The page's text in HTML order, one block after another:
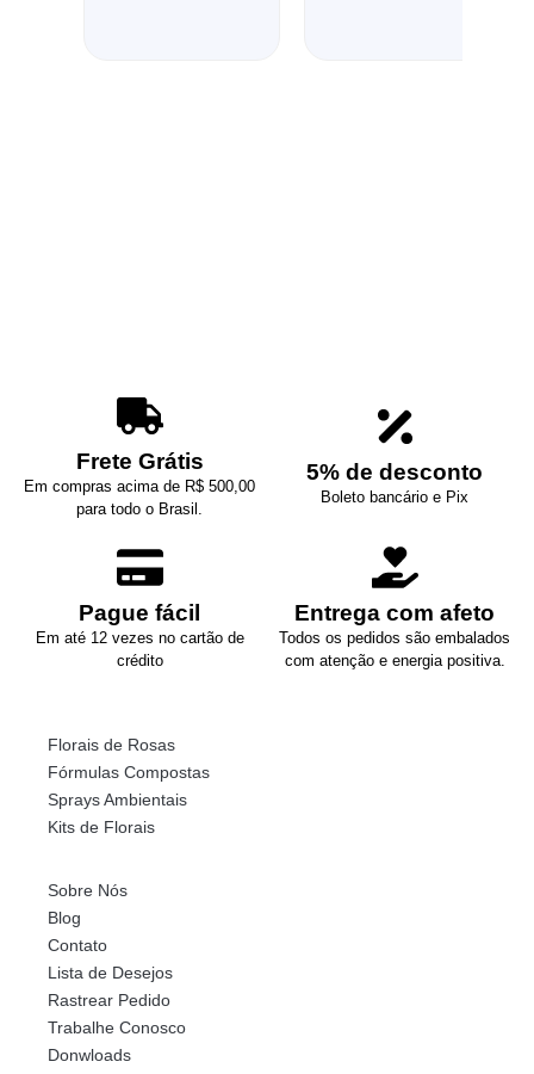
Frete Grátis
Em compras acima de R$ 500,00
para todo o Brasil.
5% de desconto
Boleto bancário e Pix
Pague fácil
Em até 12 vezes no cartão de
crédito
Entrega com afeto
Todos os pedidos são embalados
com atenção e energia positiva.
Florais de Rosas
Fórmulas Compostas
Sprays Ambientais
Kits de Florais
Sobre Nós
Blog
Contato
Lista de Desejos
Rastrear Pedido
Trabalhe Conosco
Donwloads